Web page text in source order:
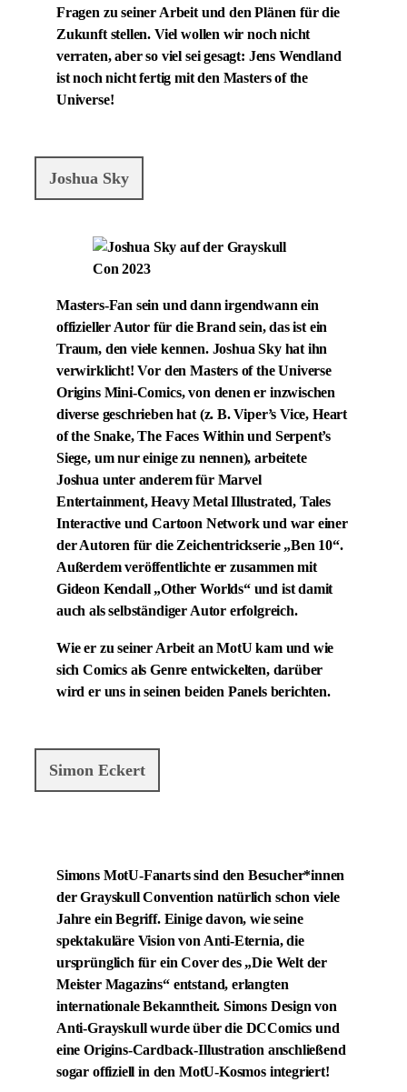
Fragen zu seiner Arbeit und den Plänen für die
Zukunft stellen. Viel wollen wir noch nicht
verraten, aber so viel sei gesagt: Jens Wendland
ist noch nicht fertig mit den Masters of the
Universe!
Joshua Sky
Masters-Fan sein und dann irgendwann ein
offizieller Autor für die Brand sein, das ist ein
Traum, den viele kennen. Joshua Sky hat ihn
verwirklicht! Vor den Masters of the Universe
Origins Mini-Comics, von denen er inzwischen
diverse geschrieben hat (z. B. Viper’s Vice, Heart
of the Snake, The Faces Within und Serpent’s
Siege, um nur einige zu nennen), arbeitete
Joshua unter anderem für Marvel
Entertainment, Heavy Metal Illustrated, Tales
Interactive und Cartoon Network und war einer
der Autoren für die Zeichentrickserie „Ben 10“.
Außerdem veröffentlichte er zusammen mit
Gideon Kendall „Other Worlds“ und ist damit
auch als selbständiger Autor erfolgreich.
Wie er zu seiner Arbeit an MotU kam und wie
sich Comics als Genre entwickelten, darüber
wird er uns in seinen beiden Panels berichten.
Simon Eckert
Simons MotU-Fanarts sind den Besucher*innen
der Grayskull Convention natürlich schon viele
Jahre ein Begriff. Einige davon, wie seine
spektakuläre Vision von Anti-Eternia, die
ursprünglich für ein Cover des „Die Welt der
Meister Magazins“ entstand, erlangten
internationale Bekanntheit. Simons Design von
Anti-Grayskull wurde über die DCComics und
eine Origins-Cardback-Illustration anschließend
sogar offiziell in den MotU-Kosmos integriert!